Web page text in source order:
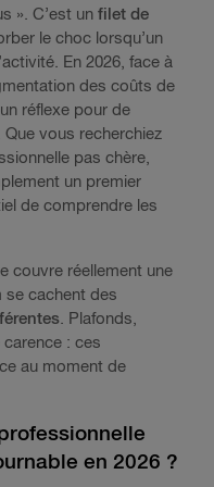
». C’est un filet de
le choc lorsqu’un
En 2026, face à
des coûts de
réflexe pour de
vous recherchiez
pas chère,
un premier
de comprendre les
couvre réellement une
se cachent des
. Plafonds,
: ces
au moment de
en 2026 ?